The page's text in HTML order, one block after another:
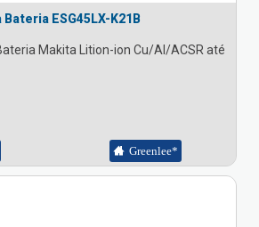
ESG45LX-K21B
Makita Lition-ion Cu/Al/ACSR até
Greenlee*